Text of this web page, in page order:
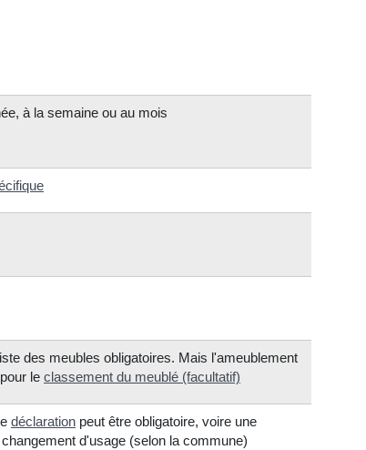
à la semaine ou au mois
des meubles obligatoires. Mais l'ameublement
le classement du meublé (facultatif)
déclaration peut être obligatoire, voire une
d'usage (selon la commune)